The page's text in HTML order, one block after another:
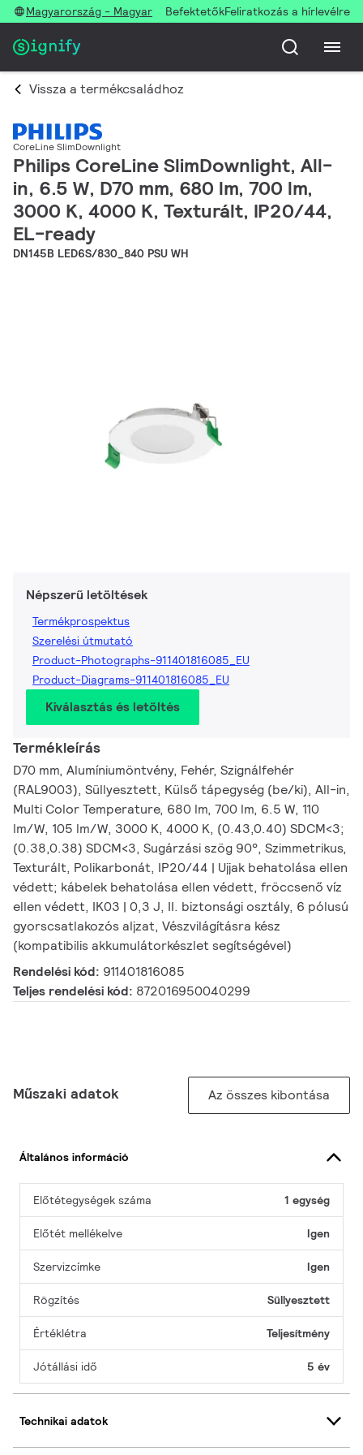
Magyarország - Magyar BefektetőkFeliratkozás a hírlevélre
Vissza a termékcsaládhoz
CoreLine SlimDownlight
Philips CoreLine SlimDownlight, All-
in, 6.5 W, D70 mm, 680 lm, 700 lm,
3000 K, 4000 K, Texturált, IP20/44,
EL-ready
DN145B LED6S/830_840 PSU WH
Népszerű letöltések
Termékprospektus
Szerelési útmutató
Product-Photographs-911401816085_EU
Product-Diagrams-911401816085_EU
Kiválasztás és letöltés
Termékleírás
D70 mm, Alumíniumöntvény, Fehér, Szignálfehér
(RAL9003), Süllyesztett, Külső tápegység (be/ki), All-in,
Multi Color Temperature, 680 lm, 700 lm, 6.5 W, 110
lm/W, 105 lm/W, 3000 K, 4000 K, (0.43,0.40) SDCM<3;
(0.38,0.38) SDCM<3, Sugárzási szög 90°, Szimmetrikus,
Texturált, Polikarbonát, IP20/44 | Ujjak behatolása ellen
védett; kábelek behatolása ellen védett, fröccsenő víz
ellen védett, IK03 | 0,3 J, II. biztonsági osztály, 6 pólusú
gyorscsatlakozós aljzat, Vészvilágításra kész
(kompatibilis akkumulátorkészlet segítségével)
Rendelési kód: 911401816085
Teljes rendelési kód: 872016950040299
Műszaki adatok Az összes kibontása
Általános információ
Előtétegységek száma 1 egység
Előtét mellékelve Igen
Szervizcímke Igen
Rögzítés Süllyesztett
Értéklétra Teljesítmény
Jótállási idő 5 év
Technikai adatok